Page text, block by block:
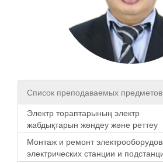
Список преподаваемых предметов
Электр тораптарының электр
жабдықтарын жөндеу және реттеу
Монтаж и ремонт
электрических станции и